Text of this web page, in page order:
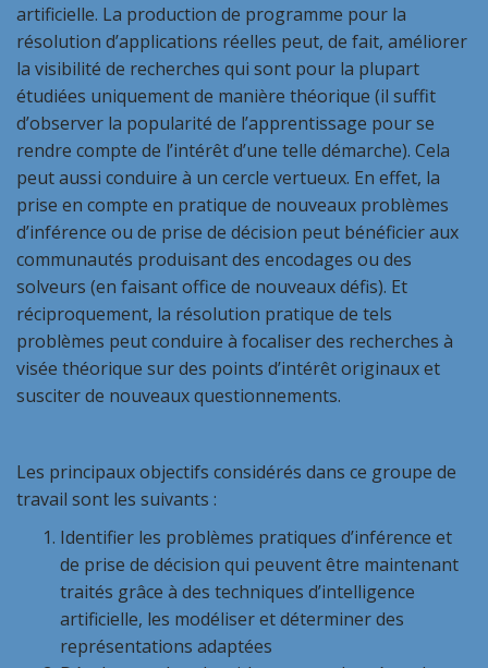
artificielle. La production de programme pour la
résolution d’applications réelles peut, de fait, améliorer
la visibilité de recherches qui sont pour la plupart
étudiées uniquement de manière théorique (il suffit
d’observer la popularité de l’apprentissage pour se
rendre compte de l’intérêt d’une telle démarche). Cela
peut aussi conduire à un cercle vertueux. En effet, la
prise en compte en pratique de nouveaux problèmes
d’inférence ou de prise de décision peut bénéficier aux
communautés produisant des encodages ou des
solveurs (en faisant office de nouveaux défis). Et
réciproquement, la résolution pratique de tels
problèmes peut conduire à focaliser des recherches à
visée théorique sur des points d’intérêt originaux et
susciter de nouveaux questionnements.
Les principaux objectifs considérés dans ce groupe de
travail sont les suivants :
Identifier les problèmes pratiques d’inférence et
de prise de décision qui peuvent être maintenant
traités grâce à des techniques d’intelligence
artificielle, les modéliser et déterminer des
représentations adaptées